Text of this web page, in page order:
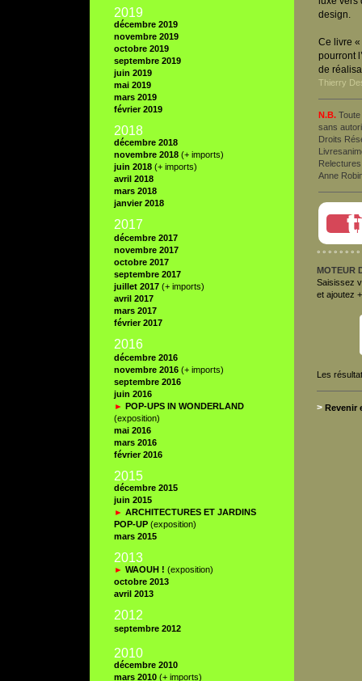
2019
décembre 2019
novembre 2019
octobre 2019
septembre 2019
juin 2019
mai 2019
mars 2019
février 2019
2018
décembre 2018
novembre 2018(+ imports)
juin 2018(+ imports)
avril 2018
mars 2018
janvier 2018
2017
décembre 2017
novembre 2017
octobre 2017
septembre 2017
juillet 2017(+ imports)
avril 2017
mars 2017
février 2017
2016
décembre 2016
novembre 2016(+ imports)
septembre 2016
juin 2016
► POP-UPS IN WONDERLAND
(exposition)
mai 2016
mars 2016
février 2016
2015
décembre 2015
juin 2015
► ARCHITECTURES ET JARDINS
POP-UP (exposition)
mars 2015
2013
► WAOUH ! (exposition)
octobre 2013
avril 2013
2012
septembre 2012
2010
décembre 2010
mars 2010 (+ imports)
design.
Ce livre
pourront
de
Thierry
N.B.Toute
sans
Droits
Anne
° ° ° ° ° ° °
MOTEUR
Saisissez
et ajoutez
Les
> Revenir